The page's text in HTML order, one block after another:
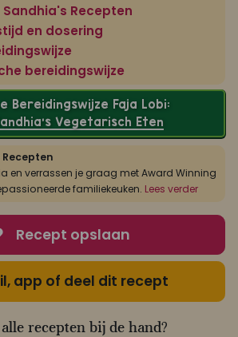
Recepten
en dosering
bereidingswijze
Bereidingswijze Faja Lobi:
Vegetarisch Eten
en verrassen je graag met Award Winning
familiekeuken. Lees verder
Recept opslaan
app of deel dit recept
recepten bij de hand?